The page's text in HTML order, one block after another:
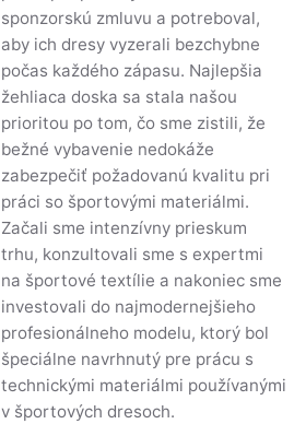
sponzorskú zmluvu a potreboval,
aby ich dresy vyzerali bezchybne
počas každého zápasu. Najlepšia
žehliaca doska sa stala našou
prioritou po tom, čo sme zistili, že
bežné vybavenie nedokáže
zabezpečiť požadovanú kvalitu pri
práci so športovými materiálmi.
Začali sme intenzívny prieskum
trhu, konzultovali sme s expertmi
na športové textílie a nakoniec sme
investovali do najmodernejšieho
profesionálneho modelu, ktorý bol
špeciálne navrhnutý pre prácu s
technickými materiálmi používanými
v športových dresoch.